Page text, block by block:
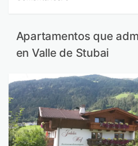
Apartamentos que
en Valle de Stubai